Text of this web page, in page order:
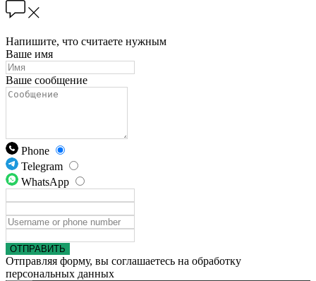
Напишите, что считаете нужным
Ваше имя
Ваше сообщение
Phone
Telegram
WhatsApp
ОТПРАВИТЬ
Отправляя форму, вы соглашаетесь на обработку
персональных данных